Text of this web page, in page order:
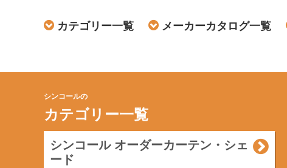
カテゴリー一覧 メーカーカタログ一覧
シンコールの
カテゴリー一覧
シンコール オーダーカーテン・シェ
ード